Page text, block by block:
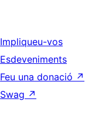
Impliqueu-vos
Esdeveniments
Feu una donació ↗
Swag ↗